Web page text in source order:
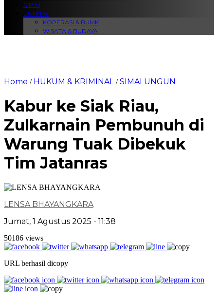
OPINI
LAINNYA
KOPERASI & BUMK
WISATA & BUDAYA
Home / HUKUM & KRIMINAL /SIMALUNGUN
Kabur ke Siak Riau,
Zulkarnain Pembunuh di
Warung Tuak Dibekuk
Tim Jatanras
LENSA BHAYANGKARA
Jumat, 1 Agustus 2025 - 11:38
50186 views
URL berhasil dicopy